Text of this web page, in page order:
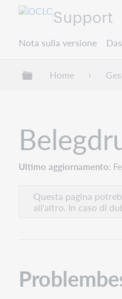
Support
Nota sulla versione
Espandi/
Home
Ultimo aggiornamento
Questa pagina
all'altro. In caso di